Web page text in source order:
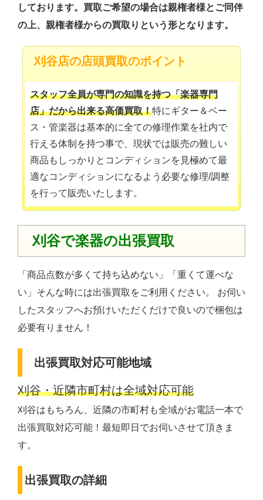
しております。買取ご希望の場合は親権者様とご同伴
の上、親権者様からの買取りという形となります。
刈谷店の店頭買取のポイント
スタッフ全員が専門の知識を持つ「楽器専門
店」だから出来る高価買取！特にギター＆ベー
ス・管楽器は基本的に全ての修理作業を社内で
行える体制を持つ事で、現状では販売の難しい
商品もしっかりとコンディションを見極めて最
適なコンディションになるよう必要な修理/調整
を行って販売いたします。
刈谷で楽器の出張買取
「商品点数が多くて持ち込めない」「重くて運べな
い」そんな時には出張買取をご利用ください。 お伺い
したスタッフへお預けいただくだけで良いので梱包は
必要有りません！
出張買取対応可能地域
刈谷・近隣市町村は全域対応可能
刈谷はもちろん、近隣の市町村も全域がお電話一本で
出張買取対応可能！最短即日でお伺いさせて頂きま
す。
出張買取の詳細